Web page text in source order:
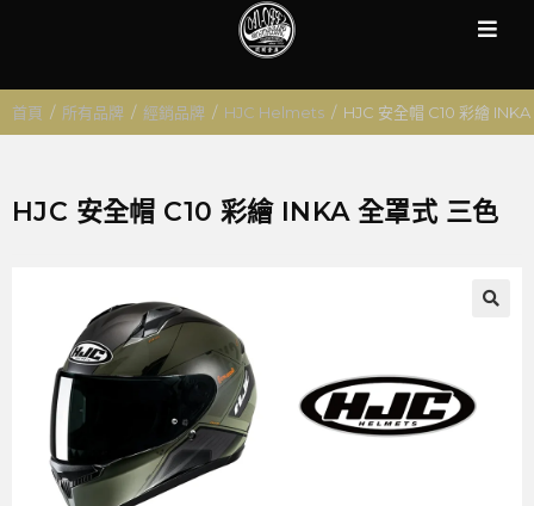
首頁 / 所有品牌 / 經銷品牌 / HJC Helmets / HJC 安全帽 C10 彩繪
HJC 安全帽 C10 彩繪 INKA 全罩式 三色